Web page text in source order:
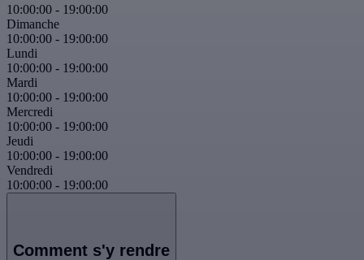
10:00:00 - 19:00:00
Dimanche
10:00:00 - 19:00:00
Lundi
10:00:00 - 19:00:00
Mardi
10:00:00 - 19:00:00
Mercredi
10:00:00 - 19:00:00
Jeudi
10:00:00 - 19:00:00
Vendredi
10:00:00 - 19:00:00
Comment s'y rendre